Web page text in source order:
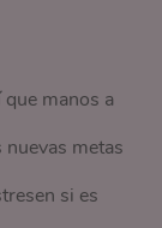
manos a
nuevas metas
si es